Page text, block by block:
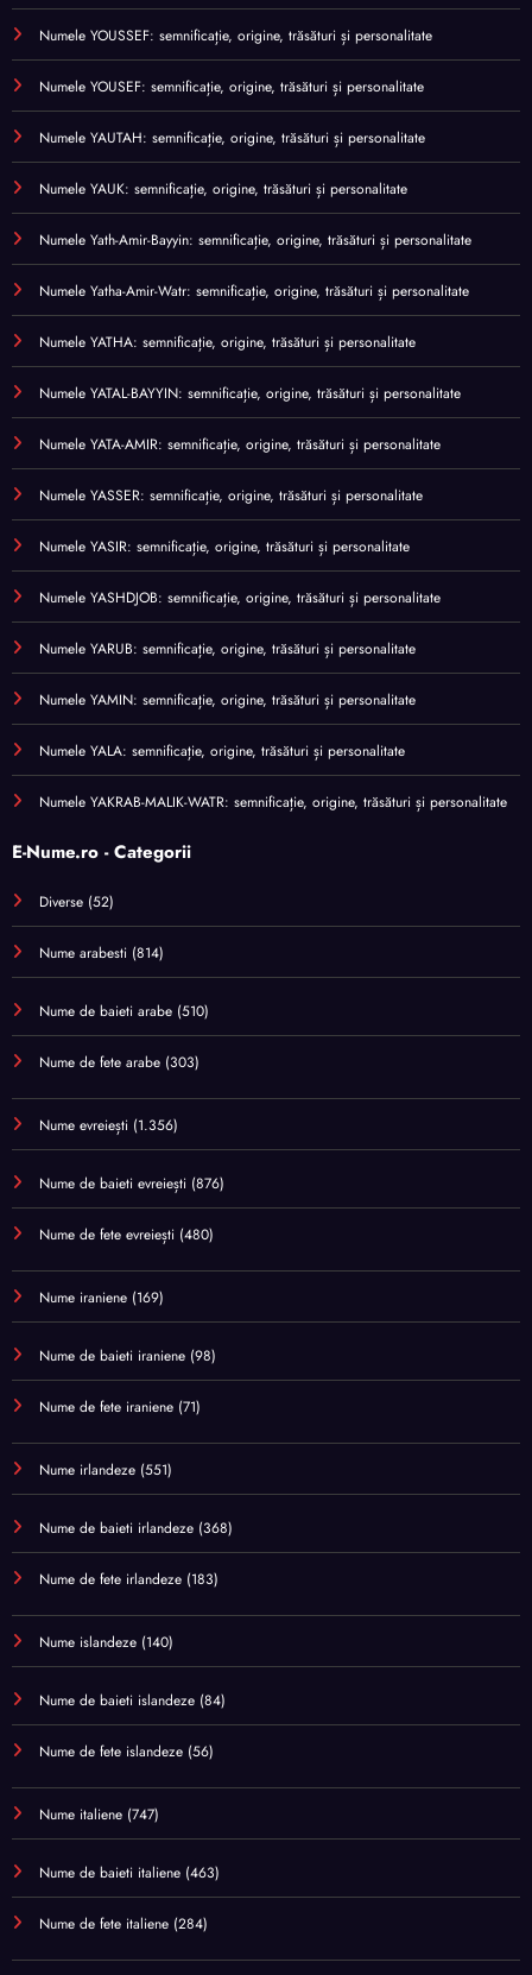
Numele YOUSSEF: semnificație, origine, trăsături și personalitate
Numele YOUSEF: semnificație, origine, trăsături și personalitate
Numele YAUTAH: semnificație, origine, trăsături și personalitate
Numele YAUK: semnificație, origine, trăsături și personalitate
Numele Yath-Amir-Bayyin: semnificație, origine, trăsături și personalitate
Numele Yatha-Amir-Watr: semnificație, origine, trăsături și personalitate
Numele YATHA: semnificație, origine, trăsături și personalitate
Numele YATAL-BAYYIN: semnificație, origine, trăsături și personalitate
Numele YATA-AMIR: semnificație, origine, trăsături și personalitate
Numele YASSER: semnificație, origine, trăsături și personalitate
Numele YASIR: semnificație, origine, trăsături și personalitate
Numele YASHDJOB: semnificație, origine, trăsături și personalitate
Numele YARUB: semnificație, origine, trăsături și personalitate
Numele YAMIN: semnificație, origine, trăsături și personalitate
Numele YALA: semnificație, origine, trăsături și personalitate
Numele YAKRAB-MALIK-WATR: semnificație, origine, trăsături și personalitate
E-Nume.ro - Categorii
Diverse (52)
Nume arabesti (814)
Nume de baieti arabe (510)
Nume de fete arabe (303)
Nume evreiești (1.356)
Nume de baieti evreiești (876)
Nume de fete evreiești (480)
Nume iraniene (169)
Nume de baieti iraniene (98)
Nume de fete iraniene (71)
Nume irlandeze (551)
Nume de baieti irlandeze (368)
Nume de fete irlandeze (183)
Nume islandeze (140)
Nume de baieti islandeze (84)
Nume de fete islandeze (56)
Nume italiene (747)
Nume de baieti italiene (463)
Nume de fete italiene (284)